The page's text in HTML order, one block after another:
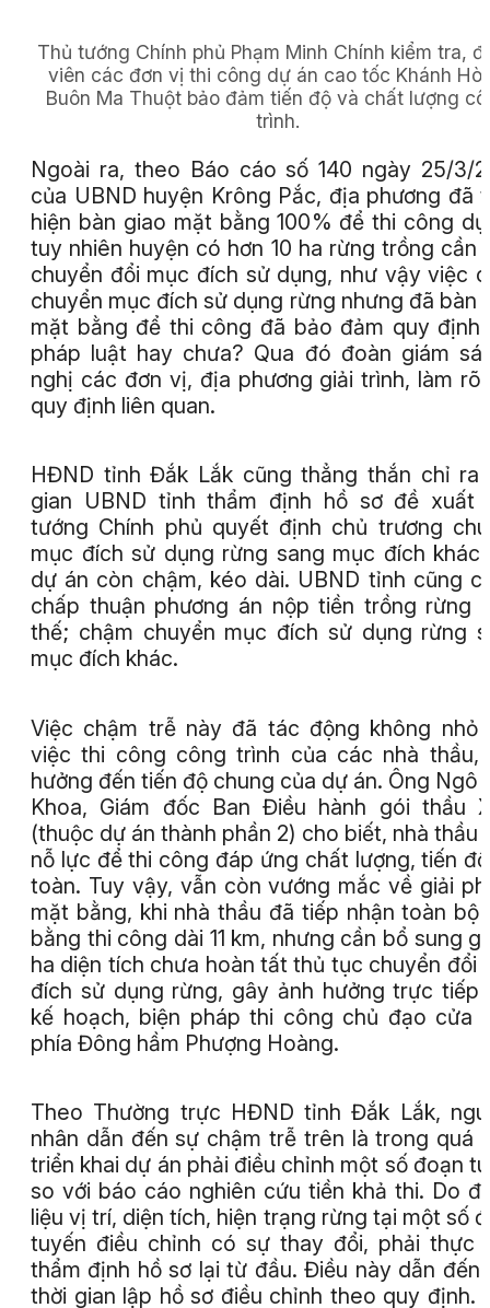
Thủ tướng Chính phủ Phạm Minh Chính kiểm tra,
viên các đơn vị thi công dự án cao tốc Khánh
Buôn Ma Thuột bảo đảm tiến độ và chất lượng
trình.
Ngoài ra, theo Báo cáo số 140 ngày 25/3/
của UBND huyện Krông Pắc, địa phương đã
hiện bàn giao mặt bằng 100% để thi công
tuy nhiên huyện có hơn 10 ha rừng trồng cần
chuyển đổi mục đích sử dụng, như vậy việc
chuyển mục đích sử dụng rừng nhưng đã bàn
mặt bằng để thi công đã bảo đảm quy định
pháp luật hay chưa? Qua đó đoàn giám
nghị các đơn vị, địa phương giải trình, làm rõ
quy định liên quan.
HĐND tỉnh Đắk Lắk cũng thẳng thắn chỉ ra
gian UBND tỉnh thẩm định hồ sơ đề xuất
tướng Chính phủ quyết định chủ trương
mục đích sử dụng rừng sang mục đích khác
dự án còn chậm, kéo dài. UBND tỉnh cũng
chấp thuận phương án nộp tiền trồng rừng
thế; chậm chuyển mục đích sử dụng rừng
mục đích khác.
Việc chậm trễ này đã tác động không nhỏ
việc thi công công trình của các nhà thầu,
hưởng đến tiến độ chung của dự án. Ông Ngô
Khoa, Giám đốc Ban Điều hành gói thầu
(thuộc dự án thành phần 2) cho biết, nhà thầu
nỗ lực để thi công đáp ứng chất lượng, tiến
toàn. Tuy vậy, vẫn còn vướng mắc về giải
mặt bằng, khi nhà thầu đã tiếp nhận toàn bộ
bằng thi công dài 11 km, nhưng cần bổ sung
ha diện tích chưa hoàn tất thủ tục chuyển đổi
đích sử dụng rừng, gây ảnh hưởng trực tiếp
kế hoạch, biện pháp thi công chủ đạo cửa
phía Đông hầm Phượng Hoàng.
Theo Thường trực HĐND tỉnh Đắk Lắk,
nhân dẫn đến sự chậm trễ trên là trong quá
triển khai dự án phải điều chỉnh một số đoạn
so với báo cáo nghiên cứu tiền khả thi. Do
liệu vị trí, diện tích, hiện trạng rừng tại một số
tuyến điều chỉnh có sự thay đổi, phải thực
thẩm định hồ sơ lại từ đầu. Điều này dẫn đến
thời gian lập hồ sơ điều chỉnh theo quy định.